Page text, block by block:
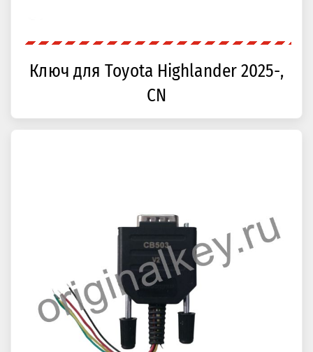
Ключ для Toyota Highlander 2025-,
CN